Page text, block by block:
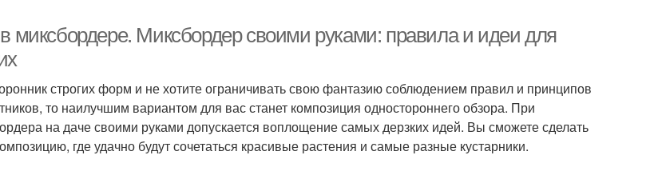
миксбордере. Миксбордер своими руками: правила и идеи для
строгих форм и не хотите ограничивать свою фантазию соблюдением правил и принципов
то наилучшим вариантом для вас станет композиция одностороннего обзора. При
на даче своими руками допускается воплощение самых дерзких идей. Вы сможете сделать
где удачно будут сочетаться красивые растения и самые разные кустарники.